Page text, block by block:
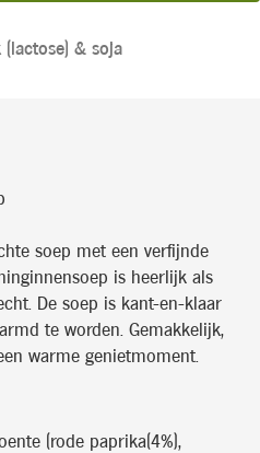
(lactose) & soja
soep met een verfijnde
is heerlijk als
De soep is kant-en-klaar
te worden. Gemakkelijk,
warme genietmoment.
(rode paprika(4%),